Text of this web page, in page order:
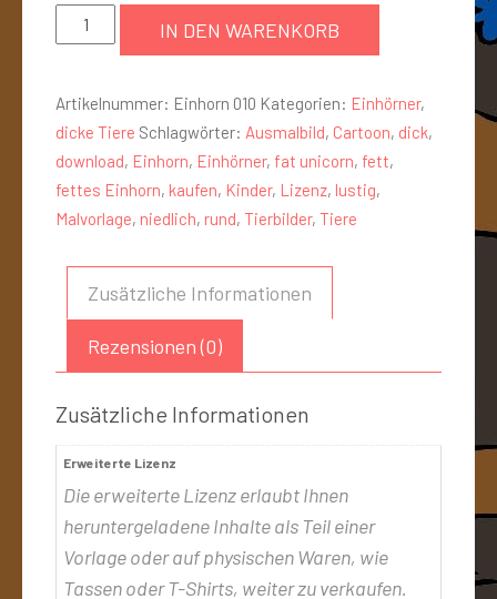
IN DEN WARENKORB
Artikelnummer: Einhorn 010 Kategorien: Einhörner,
dicke Tiere Schlagwörter: Ausmalbild, Cartoon, dick,
download, Einhorn, Einhörner, fat unicorn, fett,
fettes Einhorn, kaufen, Kinder, Lizenz, lustig,
Malvorlage, niedlich, rund, Tierbilder, Tiere
Zusätzliche Informationen
Rezensionen (0)
Zusätzliche Informationen
Erweiterte Lizenz
Die erweiterte Lizenz erlaubt Ihnen
heruntergeladene Inhalte als Teil einer
Vorlage oder auf physischen Waren, wie
Tassen oder T-Shirts, weiter zu verkaufen.